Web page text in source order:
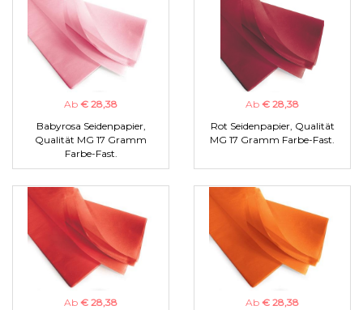
Ab € 28,38
Babyrosa Seidenpapier,
Qualität MG 17 Gramm
Farbe-Fast.
Ab € 28,38
Rot Seidenpapier, Qualität
MG 17 Gramm Farbe-Fast.
Ab € 28,38
Ab € 28,38